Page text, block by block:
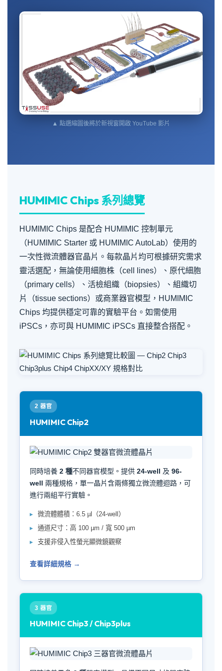
▲ 點選縮圖後將於新視窗開啟 YouTube 影片
HUMIMIC Chips 系列總覽
HUMIMIC Chips 是配合 HUMIMIC 控制單元
（HUMIMIC Starter 或 HUMIMIC AutoLab）使用的
一次性微流體器官晶片。每款晶片均可根據研究需求
靈活選配，無論使用細胞株（cell lines）、原代細胞
（primary cells）、活檢組織（biopsies）、組織切
片（tissue sections）或商業器官模型，HUMIMIC
Chips 均提供穩定可靠的實驗平台。如需使用
iPSCs，亦可與 HUMIMIC iPSCs 直接整合搭配。
2 器官
HUMIMIC Chip2
同時培養 2 種不同器官模型。提供 24-well 及 96-
well 兩種規格，單一晶片含兩條獨立微流體迴路，可
進行兩組平行實驗。
微流體體積：6.5 µl（24-well）
通道尺寸：高 100 µm / 寬 500 µm
支援非侵入性螢光顯微鏡觀察
查看詳細規格 →
3 器官
HUMIMIC Chip3 / Chip3plus